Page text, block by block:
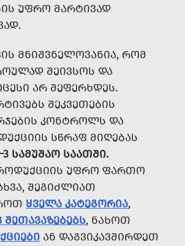
ᲣᲤᲠᲝ ᲛᲐᲠᲢᲘᲕᲐᲓ
ᲛᲜᲘᲨᲕᲜᲔᲚᲝᲕᲐᲜᲘᲐ, ᲠᲝᲛ
ᲨᲔᲘᲕᲡᲝᲡ ᲓᲐ
ᲐᲠ ᲨᲔᲤᲔᲠᲮᲓᲔᲡ.
ᲨᲔᲙᲕᲔᲗᲔᲑᲘᲡ
ᲙᲝᲜᲢᲠᲝᲚᲡ ᲓᲐ
ᲡᲬᲠᲐᲤ ᲛᲘᲦᲔᲑᲐᲡ
ᲡᲐᲛᲣᲨᲐᲝ ᲡᲐᲐᲗᲨᲘ.
ᲣᲤᲠᲝ ᲤᲐᲠᲗᲝ
ᲨᲔᲒᲘᲫᲚᲘᲐᲗ
ᲧᲕᲔᲚᲐ ᲙᲐᲢᲔᲒᲝᲠᲘᲐ,
ᲨᲔᲗᲐᲕᲐᲖᲔᲑᲔᲑᲡ, ᲜᲐᲮᲝᲗ
ᲐᲜ ᲓᲐᲒᲕᲘᲙᲐᲕᲨᲘᲠᲓᲔᲗ